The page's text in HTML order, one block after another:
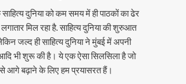
दुनिया को कम समय में ही पाठकों का ढेर
लगातार मिल रहा है. साहित्य दुनिया की शुरुआत
जल्द ही साहित्य दुनिया ने मुंबई में अपनी
आदि भी शुरू की है। ये एक ऐसा सिलसिला है जो
आगे बढ़ाने के लिए हम प्रयासरत हैं।